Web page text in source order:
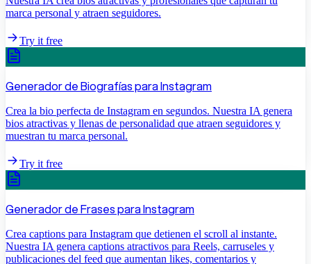
marca personal y atraen seguidores.
Try it free
Generador de Biografías para Instagram
Crea la bio perfecta de Instagram en segundos. Nuestra IA genera
bios atractivas y llenas de personalidad que atraen seguidores y
muestran tu marca personal.
Try it free
Generador de Frases para Instagram
Crea captions para Instagram que detienen el scroll al instante.
Nuestra IA genera captions atractivos para Reels, carruseles y
publicaciones del feed que aumentan likes, comentarios y